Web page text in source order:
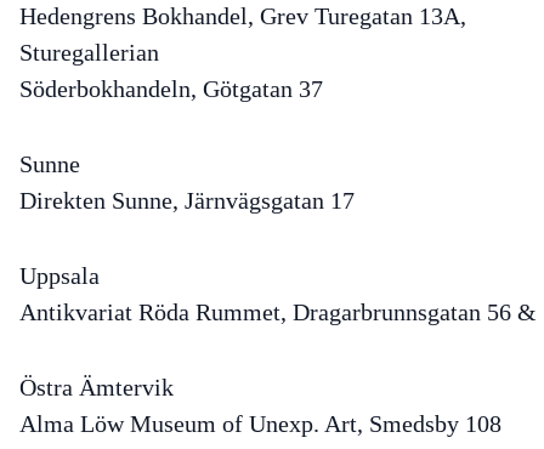
Hedengrens Bokhandel, Grev Turegatan 13A,
Sturegallerian
Söderbokhandeln, Götgatan 37
Sunne
Direkten Sunne, Järnvägsgatan 17
Uppsala
Antikvariat Röda Rummet, Dragarbrunnsgatan 56 &
Östra Ämtervik
Alma Löw Museum of Unexp. Art, Smedsby 108